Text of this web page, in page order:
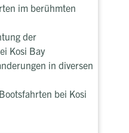
im berühmten
der
Kosi Bay
in diversen
bei Kosi